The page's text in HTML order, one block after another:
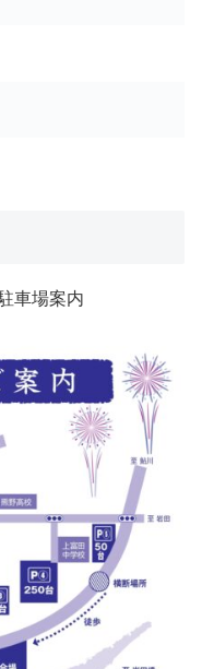
車場案内